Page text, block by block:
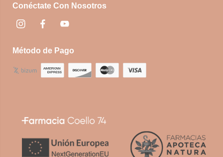
Conéctate Con Nosotros
InstagramFacebookfooter.socialNetworks.youtube
Método de Pago